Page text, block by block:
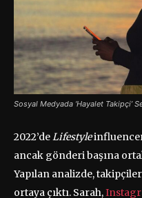
Sosyal Medyada ‘Hayalet Takipçi’
2022’deLifestyle
ancak gönderi başına
Yapılan analizde,
ortaya çıktı. Sarah,